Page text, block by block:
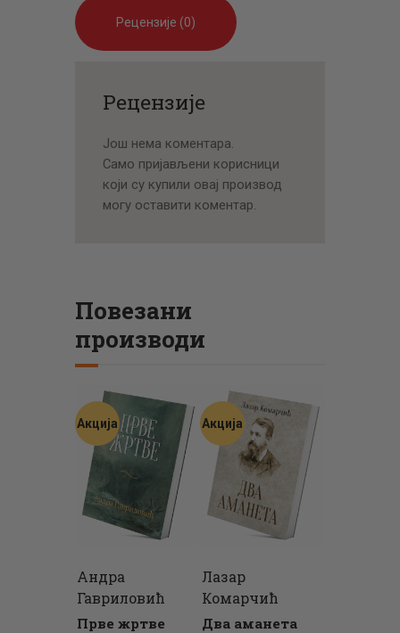
Рецензије (0)
Рецензије
Још нема коментара.
Само пријављени корисници
који су купили овај производ
могу оставити коментар.
Повезани
производи
Акција
Андра
Гавриловић
Прве жртве
Акција
Лазар
Комарчић
Два аманета